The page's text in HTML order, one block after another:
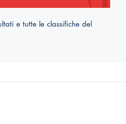
e tutte le classifiche del